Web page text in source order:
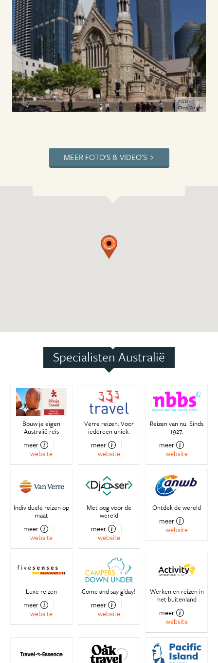
Flickr:
Chris Wright
MEER FOTO'S & VIDEO'S
Specialisten Australië
Bouw je eigen
Australië reis
meer
website
Verre reizen. Voor
iedereen uniek.
meer
website
Reizen van nu. Sinds
1927.
meer
website
Individuele reizen op
maat
meer
website
Met oog voor de
wereld
meer
website
Ontdek de wereld
meer
website
Luxe reizen
meer
website
Come and say g'day!
meer
website
Werken en reizen in
het buitenland
meer
website